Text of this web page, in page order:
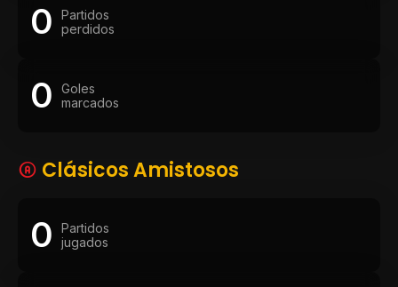
0
Partidos
perdidos
0
Goles
marcados
Clásicos Amistosos
0
Partidos
jugados